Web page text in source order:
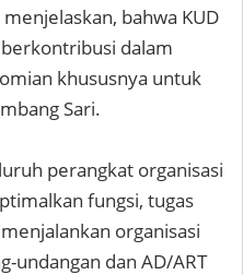
bahwa KUD
dalam
khususnya untuk
Sari.
perangkat organisasi
fungsi, tugas
organisasi
undangan dan AD/ART